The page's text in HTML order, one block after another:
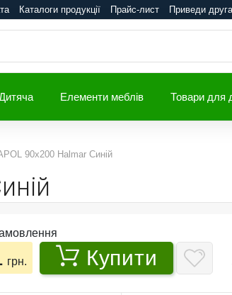
Каталоги продукції Прайс-лист Приведи друга
Елементи меблів Товари для
90x200 Halmar Синій
грн. Купити